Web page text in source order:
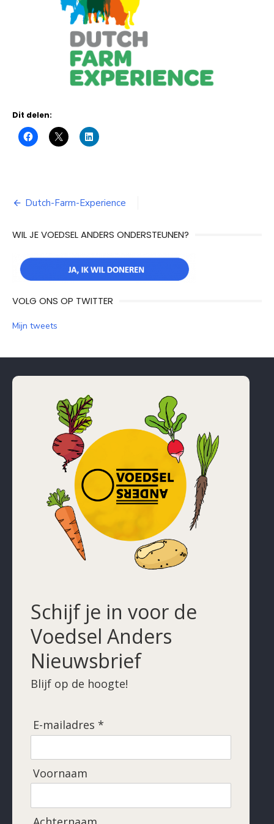
Dit delen:
Bericht
navigatie
Dutch-Farm-Experience
WIL JE VOEDSEL ANDERS ONDERSTEUNEN?
VOLG ONS OP TWITTER
Mijn tweets
Schijf je in voor de
Voedsel Anders
Nieuwsbrief
Blijf op de hoogte!
E-mailadres *
Voornaam